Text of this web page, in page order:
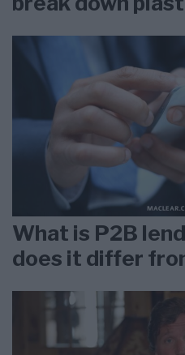
What is P2B
does it differ